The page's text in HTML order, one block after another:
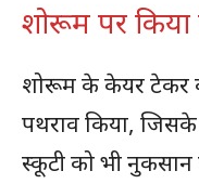
शोरूम पर किया
शोरूम के केयर टेकर
पथराव किया,
स्कूटी को भी